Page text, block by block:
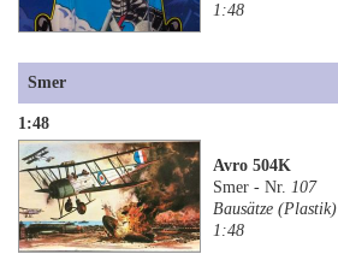
1:48
Smer
1:48
Avro 504K
Smer - Nr.107
Bausätze (Plastik)
1:48